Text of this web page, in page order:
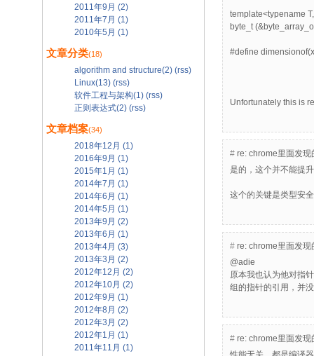
2011年9月 (2)
2011年7月 (1)
2010年5月 (1)
文章分类(18)
algorithm and structure(2) (rss)
Linux(13) (rss)
软件工程与架构(1) (rss)
正则表达式(2) (rss)
文章档案(34)
2018年12月 (1)
2016年9月 (1)
2015年1月 (1)
2014年7月 (1)
2014年6月 (1)
2014年5月 (1)
2013年9月 (2)
2013年6月 (1)
2013年4月 (3)
2013年3月 (2)
2012年12月 (2)
2012年10月 (2)
2012年9月 (1)
2012年8月 (2)
2012年3月 (2)
2012年1月 (1)
2011年11月 (1)
template<typename
byte_t
#define
Unfortunately this is
# re: chrome里面发
是的，这个并不能提
这个的关键是类型安全
# re: chrome里面发
@adie
原本我也认为他对指
组的指针的引用，并
# re: chrome里面发